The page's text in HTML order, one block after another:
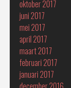
oktober 2017
juni 2017
mei 2017
april 2017
maart 2017
februari 2017
januari 2017